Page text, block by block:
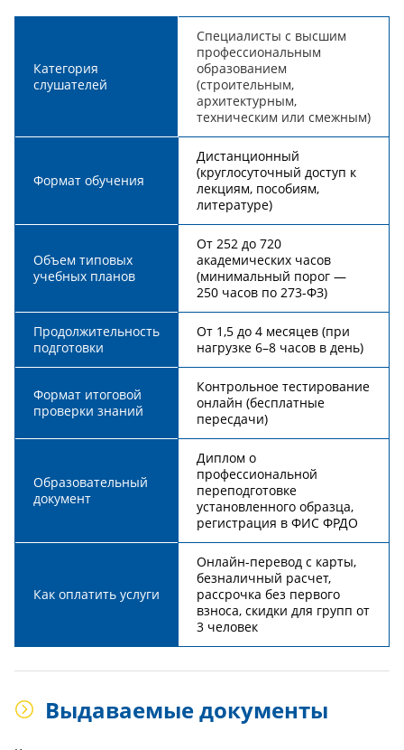
Категория
слушателей
Специалисты с высшим
профессиональным
образованием
(строительным,
архитектурным,
техническим или смежным)
Формат обучения
Дистанционный
(круглосуточный доступ к
лекциям, пособиям,
литературе)
Объем типовых
учебных планов
От 252 до 720
академических часов
(минимальный порог —
250 часов по 273-ФЗ)
Продолжительность
подготовки
От 1,5 до 4 месяцев (при
нагрузке 6–8 часов в день)
Формат итоговой
проверки знаний
Контрольное тестирование
онлайн (бесплатные
пересдачи)
Образовательный
документ
Диплом о
профессиональной
переподготовке
установленного образца,
регистрация в ФИС ФРДО
Как оплатить услуги
Онлайн-перевод с карты,
безналичный расчет,
рассрочка без первого
взноса, скидки для групп от
3 человек
Выдаваемые документы